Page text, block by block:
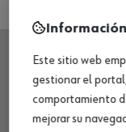
SEDE CENTRAL
Este sitio web
gestionar el
comportamiento
mejorar su